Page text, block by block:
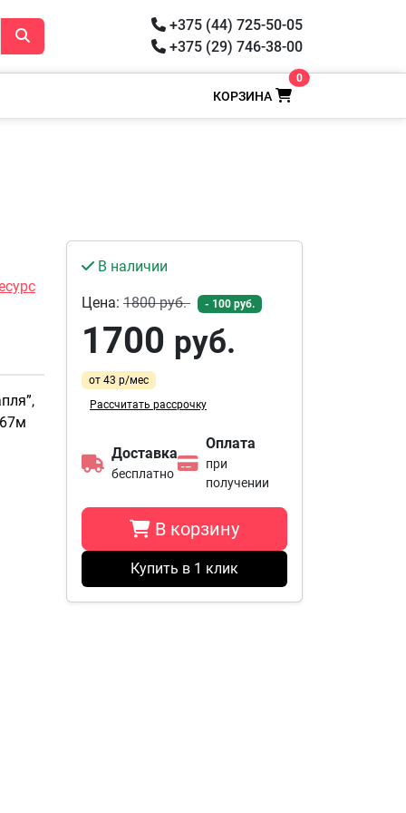
+375 (44) 725-50-05
+375 (29) 746-38-00
КОРЗИНА
0
В наличии
Цена: 1800 руб. - 100 руб.
1700 руб.
от 43 р/мес
Рассчитать рассрочку
Доставка
бесплатно
Оплата
при
получении
В корзину
Купить в 1 клик